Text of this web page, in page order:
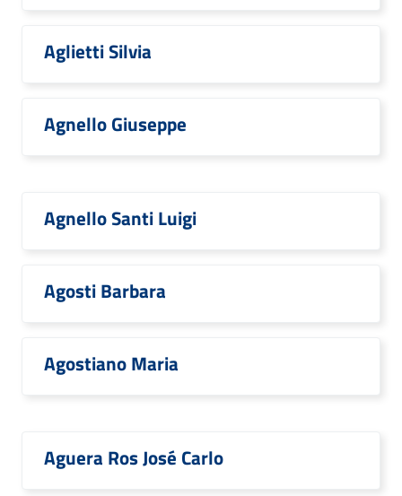
Aglietti Silvia
Agnello Giuseppe
Agnello Santi Luigi
Agosti Barbara
Agostiano Maria
Aguera Ros José Carlo